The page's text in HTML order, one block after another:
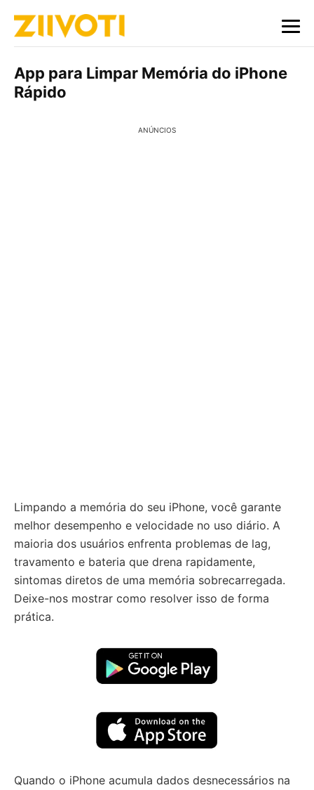
App para Limpar Memória do iPhone
Rápido
ANÚNCIOS
Limpando a memória do seu iPhone, você garante
melhor desempenho e velocidade no uso diário. A
maioria dos usuários enfrenta problemas de lag,
travamento e bateria que drena rapidamente,
sintomas diretos de uma memória sobrecarregada.
Deixe-nos mostrar como resolver isso de forma
prática.
Quando o iPhone acumula dados desnecessários na